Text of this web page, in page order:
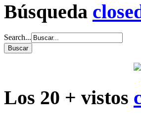
Búsqueda
Search...
Los 20 + vistos